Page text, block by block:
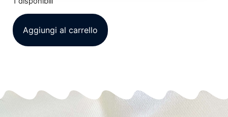
Aggiungi al carrello